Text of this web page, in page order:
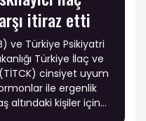
itiraz etti
ve Türkiye Psikiyatri
Türkiye İlaç ve
cinsiyet uyum
ile ergenlik
altındaki kişiler için